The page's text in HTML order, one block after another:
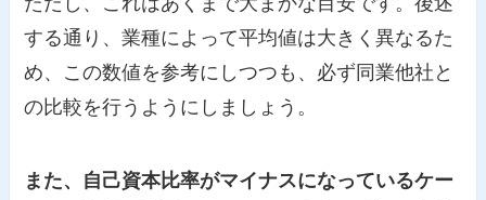
する通り、業種によって平均値は大きく異なるた
め、この数値を参考にしつつも、必ず同業他社と
の比較を行うようにしましょう。
また、自己資本比率がマイナスになっているケー